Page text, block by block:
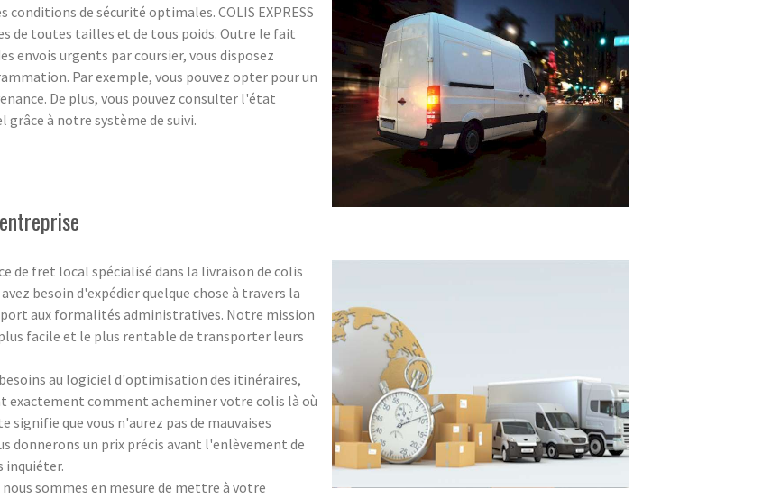
de sécurité optimales. COLIS EXPRESS
de toutes tailles et de tous poids. Outre le fait
envois urgents par coursier, vous disposez
Par exemple, vous pouvez opter pour un
De plus, vous pouvez consulter l'état
à notre système de suivi.
de fret local spécialisé dans la livraison de colis
besoin d'expédier quelque chose à travers la
aux formalités administratives. Notre mission
facile et le plus rentable de transporter leurs
au logiciel d'optimisation des itinéraires,
exactement comment acheminer votre colis là où
que vous n'aurez pas de mauvaises
donnerons un prix précis avant l'enlèvement de
inquiéter.
sommes en mesure de mettre à votre